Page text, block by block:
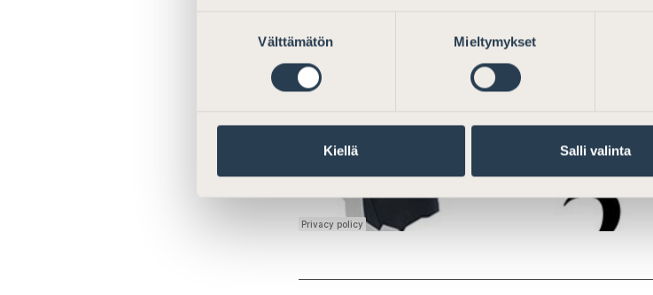
Välttämätön Mieltymykset
Kiellä Salli valinta